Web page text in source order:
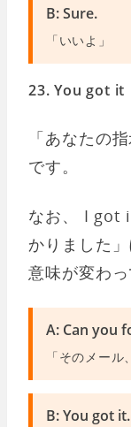
B: Sure.
「いいよ」
23. You got it
「あなたの
です。
なお、 I got
かりました
意味が変わっ
A: Can you
「そのメー
B: You got it.